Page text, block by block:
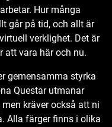
Hur många
går på tid, och allt är
verklighet. Det är
att vara här och nu.
gemensamma styrka
Questar utmanar
kräver också att ni
Alla färger finns i olika